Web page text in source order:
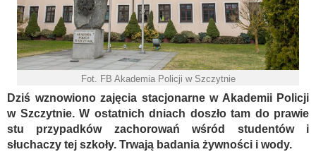
Fot. FB Akademia Policji w Szczytnie
Dziś wznowiono zajęcia stacjonarne w Akademii Policji
w Szczytnie. W ostatnich dniach doszło tam do prawie
stu przypadków zachorowań wśród studentów i
słuchaczy tej szkoły. Trwają badania żywności i wody.